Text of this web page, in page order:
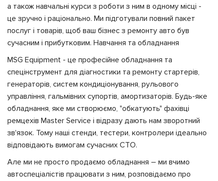
а також навчальні курси з роботи з ним в одному місці -
це зручно і раціонально. Ми підготували повний пакет
послуг і товарів, щоб ваш бізнес з ремонту авто був
сучасним і прибутковим. Навчання та обладнання
MSG Equipment - це професійне обладнання та
спецінструмент для діагностики та ремонту стартерів,
генераторів, систем кондиціонування, рульового
управління, гальмівних супортів, амортизаторів. Будь-яке
обладнання, яке ми створюємо, "обкатують" фахівці
ремцехів Master Service і відразу дають нам зворотний
зв'язок. Тому наші стенди, тестери, контролери ідеально
відповідають вимогам сучасних СТО.
Але ми не просто продаємо обладнання – ми вчимо
автоспеціалістів працювати з ним, розповідаємо про